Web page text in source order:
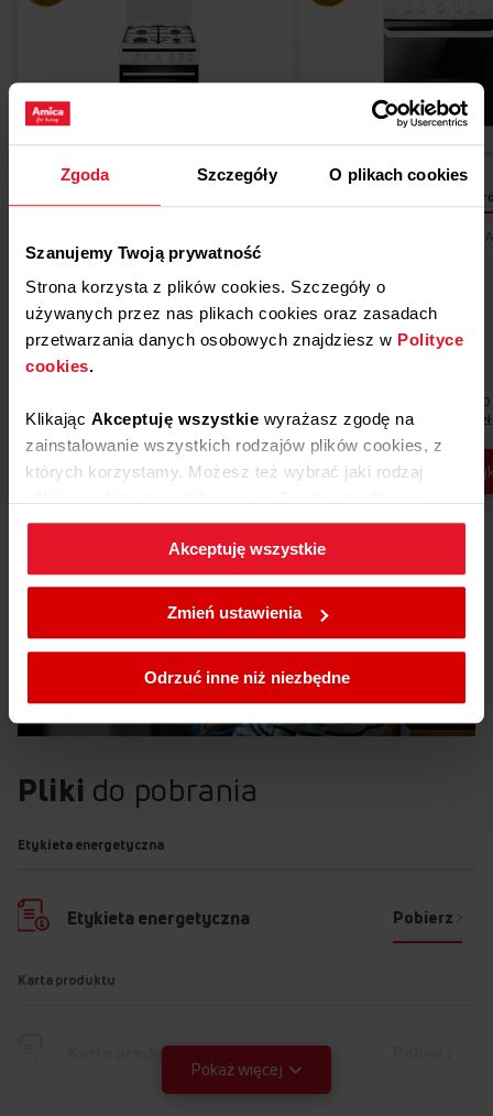
Zgoda Szczegóły O plikach cookies
Szanujemy Twoją prywatność
Strona korzysta z plików cookies. Szczegóły o
używanych przez nas plikach cookies oraz zasadach
przetwarzania danych osobowych znajdziesz w Polityce
cookies.
Klikając Akceptuję wszystkie wyrażasz zgodę na
zainstalowanie wszystkich rodzajów plików cookies, z
których korzystamy. Możesz też wybrać jaki rodzaj
klikającZmień ustawienia.
W każdej chwili możesz zmienić wybrane przez Ciebie
ustawienia plików cookies wchodząc w zakładkę
Akceptuję wszystkie
Zmień ustawienia
Odrzuć inne niż niezbędne
Dostępne
57GGH5.33HZpMs(W)
Dodaj do koszyka
produktu
1 399,00 zł
życzeń
Najniższa cena: 1 049,00 zł
Dostępne
KUCHNIA WOLNOSTOJĄCA
58GGD1.23ZOFPW
Dodaj do
5.0 (9)
RRSO
Pliki do pobrania
Etykieta energetyczna
Etykieta energetyczna Pobierz
Karta produktu
Karta produktu
Pokaż więcej